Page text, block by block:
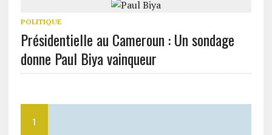
POLITIQUE
Présidentielle au Cameroun : Un sondage
donne Paul Biya vainqueur
1